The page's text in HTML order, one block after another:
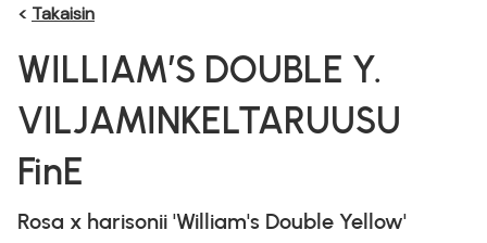
< Takaisin
WILLIAM’S DOUBLE Y.
VILJAMINKELTARUUSU
FinE
Rosa x harisonii 'William's Double Yellow'